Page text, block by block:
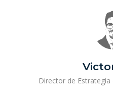
Director de Estrategia